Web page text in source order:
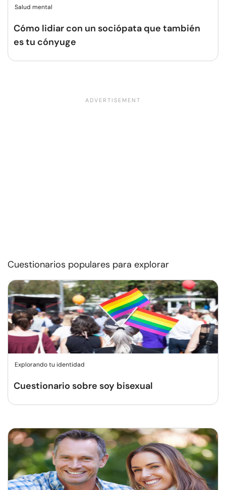
Salud mental
Cómo lidiar con un sociópata que también
es tu cónyuge
Cuestionarios populares para explorar
Explorando tu identidad
Cuestionario sobre soy bisexual